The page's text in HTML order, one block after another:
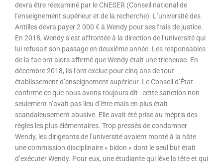
devra être réexaminé par le CNESER (Conseil national de
l’enseignement supérieur et de la recherche). L’université des
Antilles devra payer 2 000 € à Wendy pour ses frais de justice.
En 2018, Wendy s’est affrontée à la direction de l’université qui
lui refusait son passage en deuxième année. Les responsables
de la fac ont alors affirmé que Wendy était une tricheuse. En
décembre 2018, ils l’ont exclue pour cinq ans de tout
établissement d’enseignement supérieur. Le Conseil d’État
confirme ce que nous avons toujours dit : cette sanction non
seulement n’avait pas lieu d’être mais en plus était
scandaleusement abusive. Elle avait été prise au mépris des
règles les plus élémentaires. Trop pressés de condamner
Wendy, les dirigeants de l’université avaient monté à la hâte
une commission disciplinaire « bidon » dont le seul but était
d’exécuter Wendy. Pour eux, une étudiante qui lève la tête et qui